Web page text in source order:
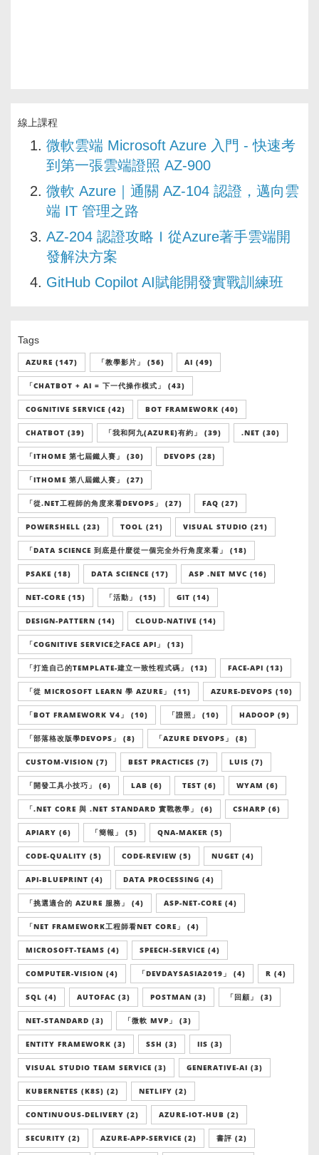
線上課程
微軟雲端 Microsoft Azure 入門 - 快速考
到第一張雲端證照 AZ-900
微軟 Azure｜通關 AZ-104 認證，邁向雲
端 IT 管理之路
AZ-204 認證攻略Ｉ從Azure著手雲端開
發解決方案
GitHub Copilot AI賦能開發實戰訓練班
Tags
AZURE (147) 「教學影片」 (56) AI (49)
「CHATBOT + AI = 下一代操作模式」 (43)
COGNITIVE SERVICE (42) BOT FRAMEWORK (40)
CHATBOT (39) 「我和阿九(AZURE)有約」 (39) .NET (30)
「ITHOME 第七屆鐵人賽」 (30) DEVOPS (28)
「ITHOME 第八屆鐵人賽」 (27)
「從.NET工程師的角度來看DEVOPS」 (27) FAQ (27)
POWERSHELL (23) TOOL (21) VISUAL STUDIO (21)
「DATA SCIENCE 到底是什麼從一個完全外行角度來看」 (18)
PSAKE (18) DATA SCIENCE (17) ASP .NET MVC (16)
NET-CORE (15) 「活動」 (15) GIT (14)
DESIGN-PATTERN (14) CLOUD-NATIVE (14)
「COGNITIVE SERVICE之FACE API」 (13)
「打造自己的TEMPLATE-建立一致性程式碼」 (13) FACE-API (13)
「從 MICROSOFT LEARN 學 AZURE」 (11) AZURE-DEVOPS (10)
「BOT FRAMEWORK V4」 (10) 「證照」 (10) HADOOP (9)
「部落格改版學DEVOPS」 (8) 「AZURE DEVOPS」 (8)
CUSTOM-VISION (7) BEST PRACTICES (7) LUIS (7)
「開發工具小技巧」 (6) LAB (6) TEST (6) WYAM (6)
「.NET CORE 與 .NET STANDARD 實戰教學」 (6) CSHARP (6)
APIARY (6) 「簡報」 (5) QNA-MAKER (5)
CODE-QUALITY (5) CODE-REVIEW (5) NUGET (4)
API-BLUEPRINT (4) DATA PROCESSING (4)
「挑選適合的 AZURE 服務」 (4) ASP-NET-CORE (4)
「NET FRAMEWORK工程師看NET CORE」 (4)
MICROSOFT-TEAMS (4) SPEECH-SERVICE (4)
COMPUTER-VISION (4) 「DEVDAYSASIA2019」 (4) R (4)
SQL (4) AUTOFAC (3) POSTMAN (3) 「回顧」 (3)
NET-STANDARD (3) 「微軟 MVP」 (3)
ENTITY FRAMEWORK (3) SSH (3) IIS (3)
VISUAL STUDIO TEAM SERVICE (3) GENERATIVE-AI (3)
KUBERNETES (K8S) (2) NETLIFY (2)
CONTINUOUS-DELIVERY (2) AZURE-IOT-HUB (2)
SECURITY (2) AZURE-APP-SERVICE (2) 書評 (2)